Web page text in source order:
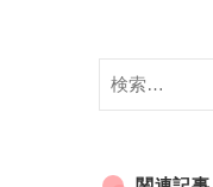
検
索: